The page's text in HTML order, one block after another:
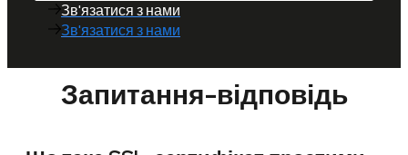
Зв'язатися з нами
Зв'язатися з нами
Запитання-відповідь